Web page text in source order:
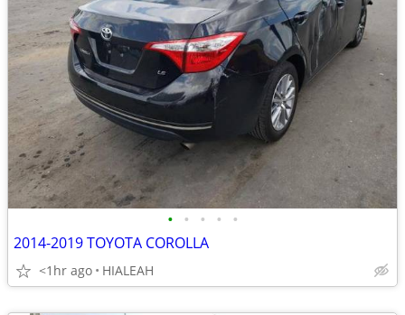
• • • • •
2014-2019 TOYOTA COROLLA
<1hr ago HIALEAH